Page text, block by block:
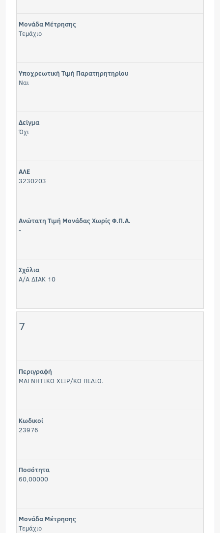
Μονάδα Μέτρησης
Τεμάχιο
Υποχρεωτική Τιμή Παρατηρητηρίου
Ναι
Δείγμα
Όχι
ΑΛΕ
3230203
Ανώτατη Τιμή Μονάδας Χωρίς Φ.Π.Α.
-
Σχόλια
Α/Α ΔΙΑΚ 10
7
Περιγραφή
ΜΑΓΝΗΤΙΚΟ ΧΕΙΡ/ΚΟ ΠΕΔΙΟ.
Κωδικοί
23976
Ποσότητα
60,00000
Μονάδα Μέτρησης
Τεμάχιο